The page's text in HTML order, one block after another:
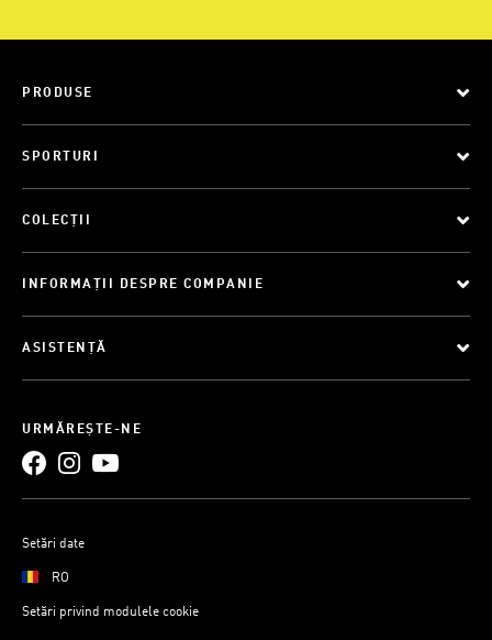
PRODUSE
SPORTURI
COLECȚII
INFORMAȚII DESPRE COMPANIE
ASISTENȚĂ
URMĂREȘTE-NE
Setări date
RO
Setări privind modulele cookie